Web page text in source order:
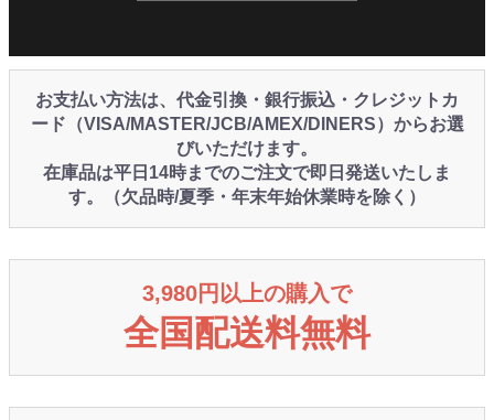
お支払い方法は、代金引換・銀行振込・クレジットカ
ード（VISA/MASTER/JCB/AMEX/DINERS）からお選
びいただけます。
在庫品は平日14時までのご注文で即日発送いたしま
す。（欠品時/夏季・年末年始休業時を除く）
3,980円以上の購入で
全国配送料無料